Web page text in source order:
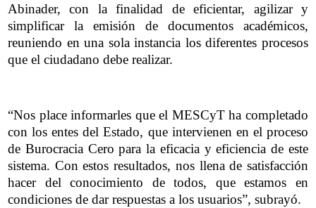
Abinader, con la finalidad de eficientar, agilizar y
simplificar la emisión de documentos académicos,
reuniendo en una sola instancia los diferentes procesos
que el ciudadano debe realizar.
“Nos place informarles que el MESCyT ha completado
con los entes del Estado, que intervienen en el proceso
de Burocracia Cero para la eficacia y eficiencia de este
sistema. Con estos resultados, nos llena de satisfacción
hacer del conocimiento de todos, que estamos en
condiciones de dar respuestas a los usuarios”, subrayó.